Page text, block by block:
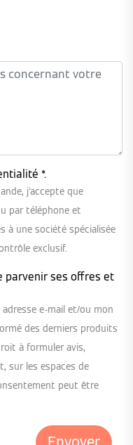
*.
j'accepte que
par téléphone et
à une société spécialisée
exclusif.
parvenir ses offres et
e-mail et/ou mon
des derniers produits
à formuler avis,
sur les espaces de
peut être